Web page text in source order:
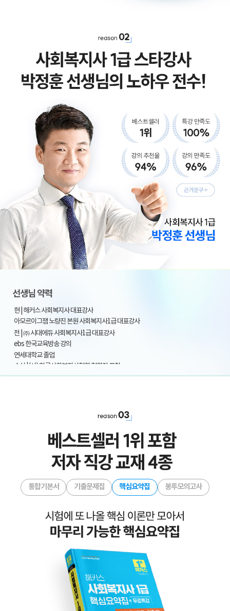
현 | 해커스 사회복지사 대표강사
아모르이그잼 노량진 본원 사회복지사1급 대표강사
전 | ㈜ 시대에듀 사회복지사1급 대표강사
ebs 한국교육방송 강의
연세대학교 졸업
수상 | (사) 한국사회복지사협회 협회장 표창
경기도의회 의회장(정기열) 표창
(사) 한국직업능력개발원 사회복지사1급 대표강사
숭실대학교 일반대학원 사회복지학 전공
대한민국 국회 보건복지위원회 위원장(양승조) 표창
통합기본서 기출문제집 핵심요약집 봉투모의고사